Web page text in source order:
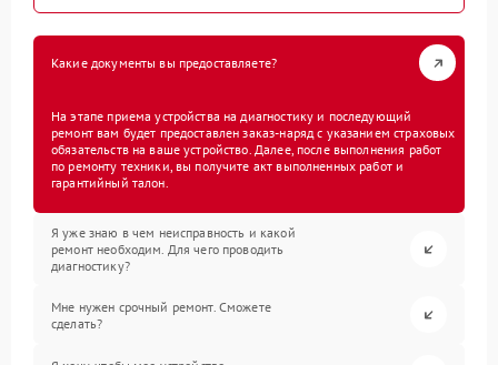
Какие документы вы предоставляете?
На этапе приема устройства на диагностику и последующий
ремонт вам будет предоставлен заказ-наряд с указанием страховых
обязательств на ваше устройство. Далее, после выполнения работ
по ремонту техники, вы получите акт выполненных работ и
гарантийный талон.
Я уже знаю в чем неисправность и какой
ремонт необходим. Для чего проводить
диагностику?
Мне нужен срочный ремонт. Сможете
сделать?